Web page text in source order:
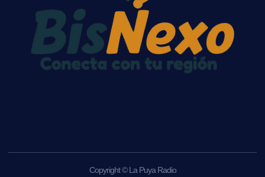
Copyright © La Puya Radio